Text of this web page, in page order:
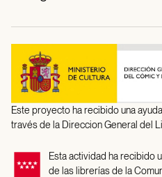
Este proyecto ha recibido una
través de la Direccion General del
Esta actividad ha recibido
de las librerías de la